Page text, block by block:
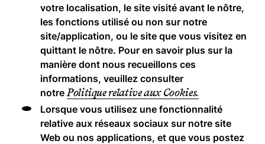
votre localisation, le site visité avant le nôtre,
les fonctions utilisé ou non sur notre
site/application, ou le site que vous visitez en
quittant le nôtre. Pour en savoir plus sur la
manière dont nous recueillons ces
informations, veuillez consulter
notre Politique relative aux Cookies.
Lorsque vous utilisez une fonctionnalité
relative aux réseaux sociaux sur notre site
Web ou nos applications, et que vous postez